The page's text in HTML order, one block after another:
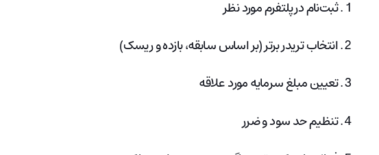
ثبت‌نام در پلتفرم مورد نظر
انتخاب تریدر برتر (بر اساس سابقه، بازده و ریسک)
تعیین مبلغ سرمایه مورد علاقه
تنظیم حد سود و ضرر